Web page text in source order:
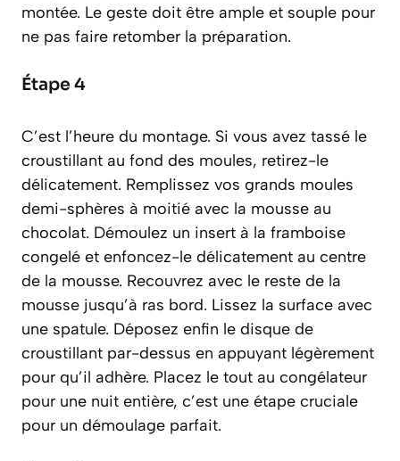
montée. Le geste doit être ample et souple pour
ne pas faire retomber la préparation.
Étape 4
C’est l’heure du montage. Si vous avez tassé le
croustillant au fond des moules, retirez-le
délicatement. Remplissez vos grands moules
demi-sphères à moitié avec la mousse au
chocolat. Démoulez un insert à la framboise
congelé et enfoncez-le délicatement au centre
de la mousse. Recouvrez avec le reste de la
mousse jusqu’à ras bord. Lissez la surface avec
une spatule. Déposez enfin le disque de
croustillant par-dessus en appuyant légèrement
pour qu’il adhère. Placez le tout au congélateur
pour une nuit entière, c’est une étape cruciale
pour un démoulage parfait.